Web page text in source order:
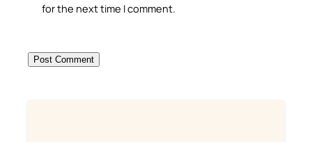
for the next time I comment.